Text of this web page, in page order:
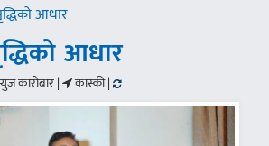
आधार
आधार
कारोबार | कास्की |